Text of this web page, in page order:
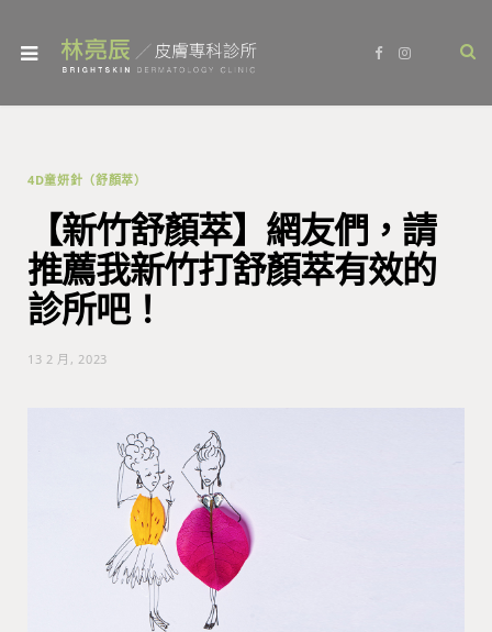
b
I
a
4D童妍針（舒顏萃）
【新竹舒顏萃】網友們，請
推薦我新竹打舒顏萃有效的
診所吧！
13 2 月, 2023